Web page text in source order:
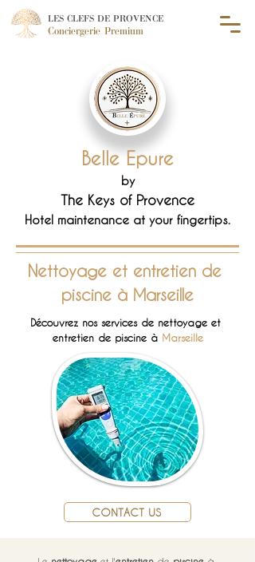
LES CLEFS DE PROVENCE
Conciergerie Premium
Belle Epure
by
The Keys of Provence
Hotel maintenance at your fingertips.
Nettoyage et entretien de
piscine à Marseille
Découvrez nos services de nettoyage et
entretien de piscine à Marseille
CONTACT US